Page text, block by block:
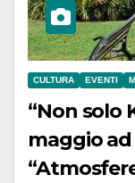
CULTURA EVENTI
“Non solo
maggio